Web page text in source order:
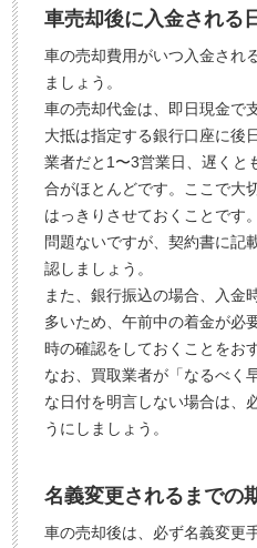
車売却後に入金される
車の売却費用がいつ入金され
ましょう。
車の売却代金は、即日現金で
大抵は指定する銀行口座に後
業者だと1〜3営業日、遅くと
合がほとんどです。ここで大
はっきりさせておくことです
問題ないですが、契約書に記
認しましょう。
また、銀行振込の場合、入金
多いため、午前中の着金が必
時の確認をしておくことをお
なお、買取業者が「なるべく
な日付を明言しない場合は、
うにしましょう。
名義変更されるまでの
車の売却後は、必ず名義変更